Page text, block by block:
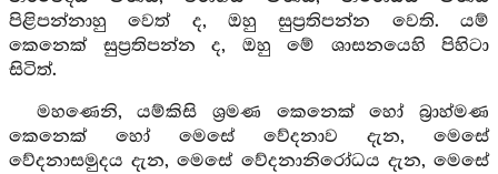
පිළිපන්නාහු වෙත් ද, ඔහු සුප්‍රතිපන්න වෙති. යම්
කෙනෙක් සුප්‍රතිපන්න ද, ඔහු මේ ශාසනයෙහි පිහිටා
සිටිත්.
මහණෙනි, යම්කිසි ශ්‍රමණ කෙනෙක් හෝ බ්‍රාහ්මණ
කෙනෙක් හෝ මෙසේ වේදනාව දැන, මෙසේ
වේදනාසමුදය දැන, මෙසේ වේදනානිරෝධය දැන, මෙසේ